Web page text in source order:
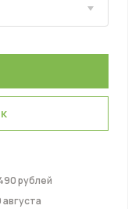
рублей